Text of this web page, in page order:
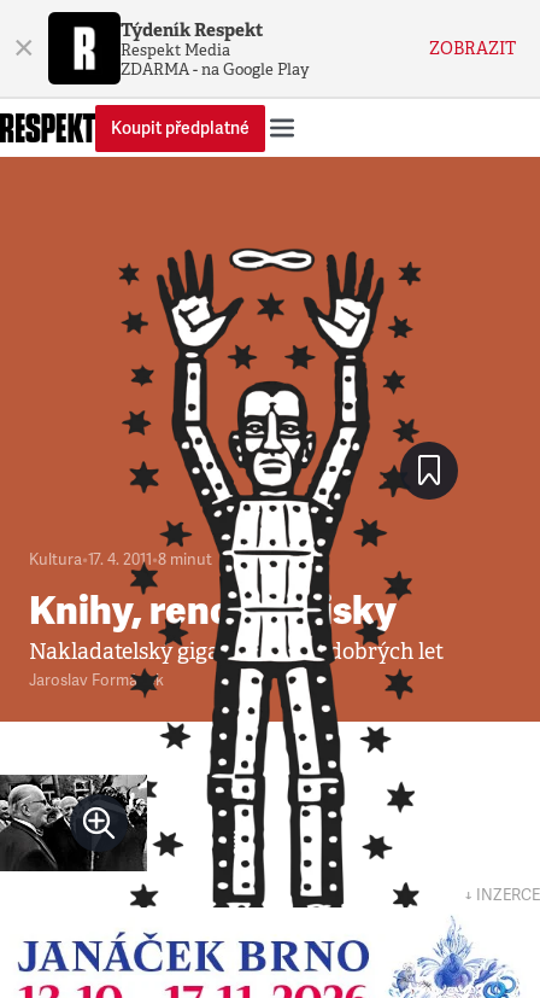
× Týdeník Respekt
Respekt Media
ZDARMA - na Google Play
ZOBRAZIT
Koupit předplatné
Kultura•17. 4. 2011•8 minut
Knihy, renomé, zisky
Nakladatelský gigant slaví sto dobrých let
Jaroslav Formánek
↓ INZERCE